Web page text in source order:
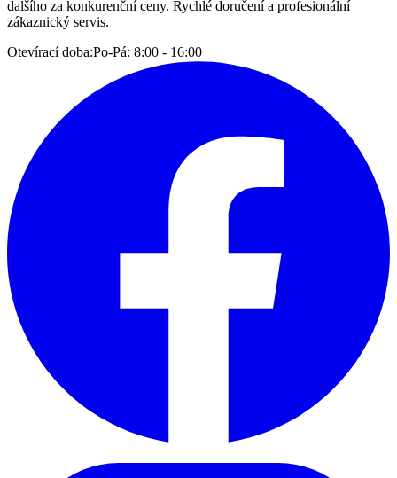
dalšího za konkurenční ceny. Rychlé doručení a profesionální
zákaznický servis.
Otevírací doba:Po-Pá: 8:00 - 16:00